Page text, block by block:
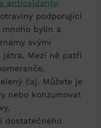
antioxidanty.
podporující
bylin⁤ a
svými
játra. Mezi ně patří
čaj. Můžete je​
nebo konzumovat
⁤dostatečného⁤